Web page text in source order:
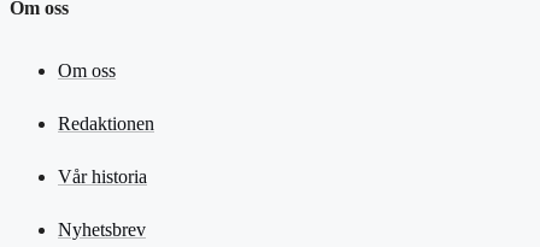
Om oss
Om oss
Redaktionen
Vår historia
Nyhetsbrev